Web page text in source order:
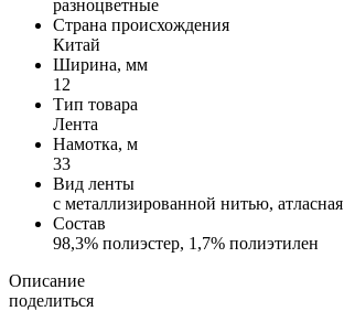
разноцветные
Страна происхождения
Китай
Ширина, мм
12
Тип товара
Лента
Намотка, м
33
Вид ленты
с металлизированной нитью, атласная
Состав
98,3% полиэстер, 1,7% полиэтилен
Описание
поделиться